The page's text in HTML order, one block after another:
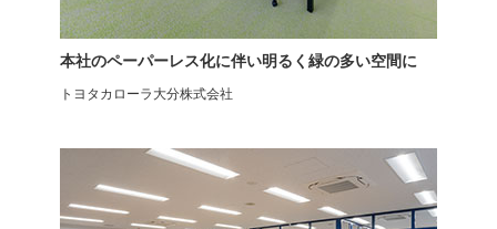
平行スタッキングチェア
ロッキング機能搭載
平行スタッキングチェア
プローヴァ
本社のペーパーレス化に伴い明るく緑の多い空間に
トヨタカローラ大分株式会社